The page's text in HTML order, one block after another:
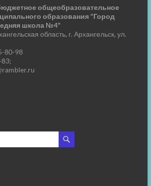
общеобразовательное
образования "Город
школа №4"
область, г. Архангельск, ул.
80-98